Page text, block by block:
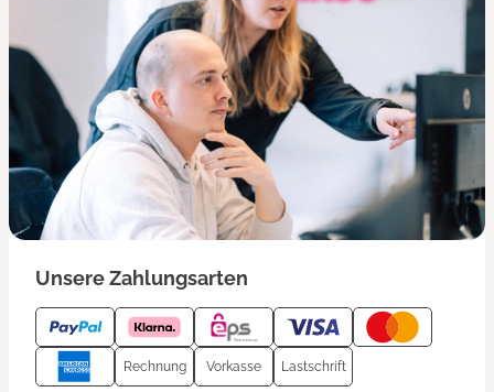
Unsere Zahlungsarten
Rechnung Vorkasse Lastschrift